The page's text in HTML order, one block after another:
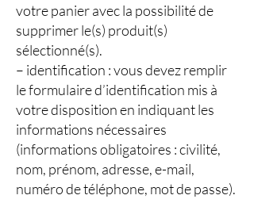
votre panier avec la possibilité de
supprimer le(s) produit(s)
sélectionné(s).
– identification : vous devez remplir
le formulaire d’identification mis à
votre disposition en indiquant les
informations nécessaires
(informations obligatoires : civilité,
nom, prénom, adresse, e-mail,
numéro de téléphone, mot de passe).